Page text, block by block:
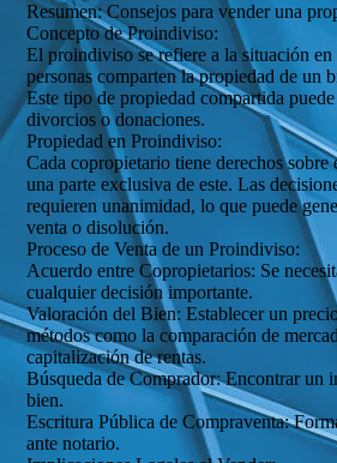
Resumen: Consejos para vender una
Concepto de Proindiviso:
El proindiviso se refiere a la situación en
personas comparten la propiedad de un
Este tipo de propiedad compartida
divorcios o donaciones.
Propiedad en Proindiviso:
Cada copropietario tiene derechos sobre
una parte exclusiva de este. Las
requieren unanimidad, lo que puede
venta o disolución.
Proceso de Venta de un Proindiviso:
Acuerdo entre Copropietarios: Se
cualquier decisión importante.
Valoración del Bien: Establecer un
métodos como la comparación de
capitalización de rentas.
Búsqueda de Comprador: Encontrar un
bien.
Escritura Pública de Compraventa:
ante notario.